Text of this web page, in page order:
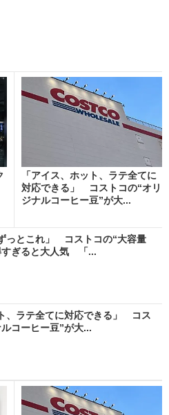
「アイス、ホット、ラテ全てに
対応できる」 コストコの“オリ
ジナルコーヒー豆”が大...
っとこれ」 コストコの“大容量
すぎると大人気 「...
、ラテ全てに対応できる」 コス
コーヒー豆”が大...